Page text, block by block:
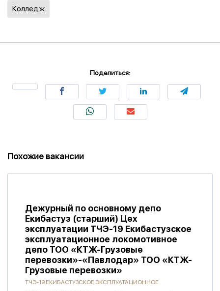
Колледж
Поделиться:
Похожие вакансии
Дежурный по основному депо
Екибастуз (старший) Цех
эксплуатации ТЧЭ-19 Екибастузское
эксплуатационное локомотивное
депо ТОО «КТЖ-Грузовые
перевозки»-«Павлодар» ТОО «КТЖ-
Грузовые перевозки»
ТЧЭ-19 ЕКИБАСТУЗСКОЕ ЭКСПЛУАТАЦИОННОЕ